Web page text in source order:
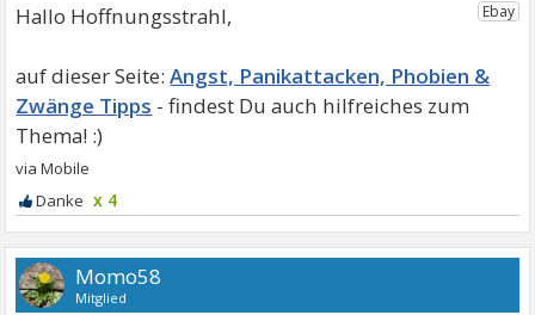
Hallo Hoffnungsstrahl,
Angst, Panikattacken, Phobien &
Zwänge Tipps
x 4
Momo58
Mitglied